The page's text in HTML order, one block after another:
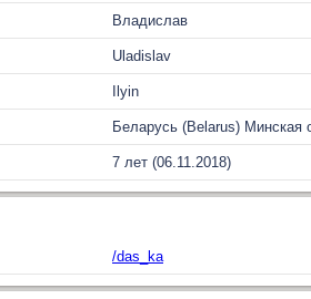
Владислав
Uladislav
Ilyin
Беларусь (Belarus) Минская
7 лет (06.11.2018)
/das_ka